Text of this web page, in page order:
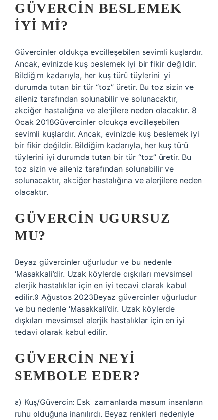
GÜVERCIN BESLEMEK
IYI MI?
Güvercinler oldukça evcilleşebilen sevimli kuşlardır.
Ancak, evinizde kuş beslemek iyi bir fikir değildir.
Bildiğim kadarıyla, her kuş türü tüylerini iyi
durumda tutan bir tür “toz” üretir. Bu toz sizin ve
aileniz tarafından solunabilir ve solunacaktır,
akciğer hastalığına ve alerjilere neden olacaktır. 8
Ocak 2018Güvercinler oldukça evcilleşebilen
sevimli kuşlardır. Ancak, evinizde kuş beslemek iyi
bir fikir değildir. Bildiğim kadarıyla, her kuş türü
tüylerini iyi durumda tutan bir tür “toz” üretir. Bu
toz sizin ve aileniz tarafından solunabilir ve
solunacaktır, akciğer hastalığına ve alerjilere neden
olacaktır.
GÜVERCIN UGURSUZ
MU?
Beyaz güvercinler uğurludur ve bu nedenle
‘Masakkali’dir. Uzak köylerde dışkıları mevsimsel
alerjik hastalıklar için en iyi tedavi olarak kabul
edilir.9 Ağustos 2023Beyaz güvercinler uğurludur
ve bu nedenle ‘Masakkali’dir. Uzak köylerde
dışkıları mevsimsel alerjik hastalıklar için en iyi
tedavi olarak kabul edilir.
GÜVERCIN NEYI
SEMBOLE EDER?
a) Kuş/Güvercin: Eski zamanlarda masum insanların
ruhu olduğuna inanılırdı. Beyaz renkleri nedeniyle